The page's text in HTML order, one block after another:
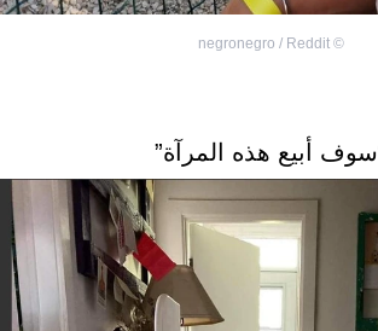
©
negronegro / Reddit
أبيع هذه المرآة”